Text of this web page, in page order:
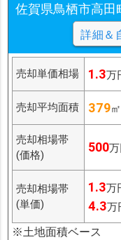
佐賀県鳥栖市高田
詳細＆
売却単価相場 1.3万
売却平均面積 379
売却相場帯
(価格)
500万
売却相場帯
(単価)
1.3万
4.3万
※土地面積ベース